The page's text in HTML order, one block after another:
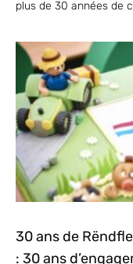
plus de 30 années de
30 ans de
: 30 ans